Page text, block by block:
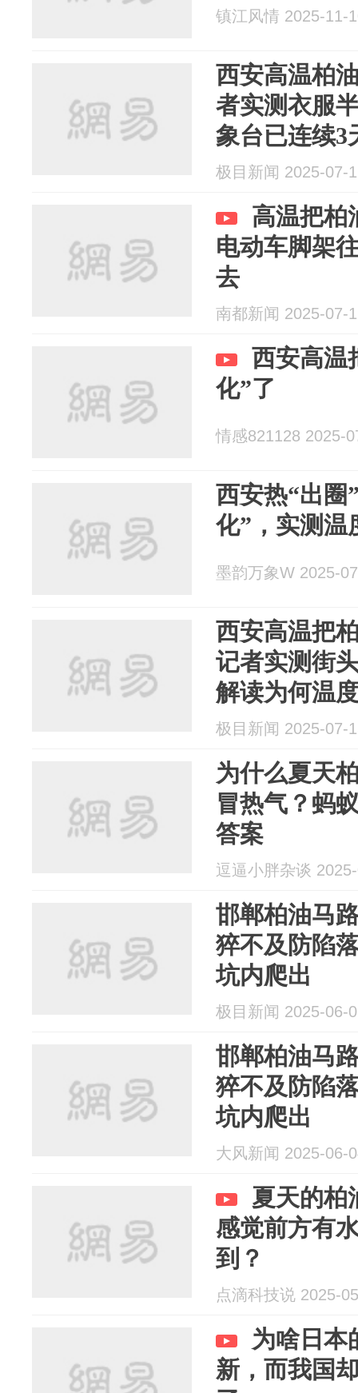
镇江风情 2025-11-
西安高温柏
者实测衣服
象台已连续3
极目新闻 2025-07-
高温把柏
电动车脚架
去
南都新闻 2025-07-
西安高温
化”了
情感821128 2025-
西安热“出圈
化”，实测
墨韵万象W 2025-
西安高温把
记者实测街
解读为何温
极目新闻 2025-07-
为什么夏天
冒热气？蚂
答案
逗逼小胖杂谈
邯郸柏油马
猝不及防陷
坑内爬出
极目新闻 2025-06-
邯郸柏油马
猝不及防陷
坑内爬出
大风新闻 2025-06-
夏天的柏
感觉前方有
到？
点滴科技说 2025-
为啥日本
新，而我国